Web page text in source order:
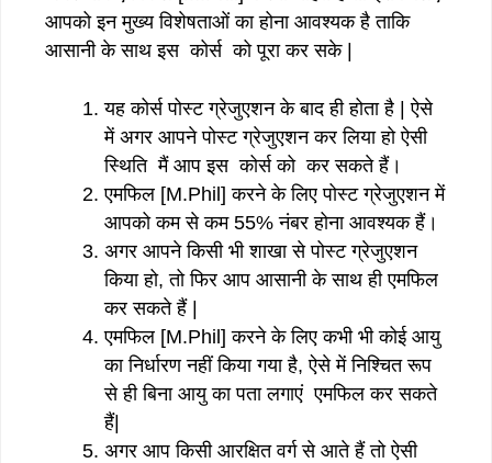
आपको इन मुख्य विशेषताओं का होना आवश्यक है ताकि
आसानी के साथ इस कोर्स को पूरा कर सके |
यह कोर्स पोस्ट ग्रेजुएशन के बाद ही होता है | ऐसे
में अगर आपने पोस्ट ग्रेजुएशन कर लिया हो ऐसी
स्थिति मैं आप इस कोर्स को कर सकते हैं।
एमफिल [M.Phil] करने के लिए पोस्ट ग्रेजुएशन में
आपको कम से कम 55% नंबर होना आवश्यक हैं।
अगर आपने किसी भी शाखा से पोस्ट ग्रेजुएशन
किया हो, तो फिर आप आसानी के साथ ही एमफिल
कर सकते हैं |
एमफिल [M.Phil] करने के लिए कभी भी कोई आयु
का निर्धारण नहीं किया गया है, ऐसे में निश्चित रूप
से ही बिना आयु का पता लगाएं एमफिल कर सकते
हैं|
अगर आप किसी आरक्षित वर्ग से आते हैं तो ऐसी